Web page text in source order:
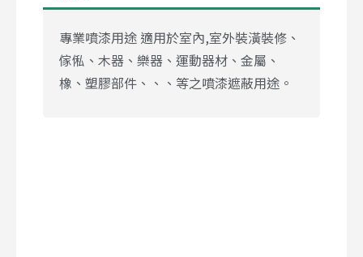
專業噴漆用途 適用於室內,室外裝潢裝修、
傢俬、木器、樂器、 運動器材、金屬、
橡、塑膠部件、、、等之噴漆遮蔽用途。